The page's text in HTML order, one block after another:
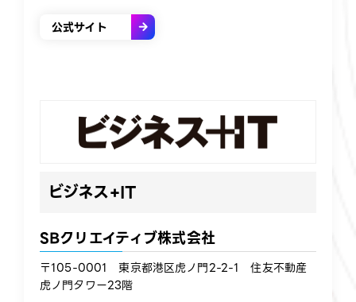
公式サイト
ビジネス+IT
SBクリエイティブ株式会社
〒105-0001 東京都港区虎ノ門2-2-1 住友不動産
虎ノ門タワー23階​